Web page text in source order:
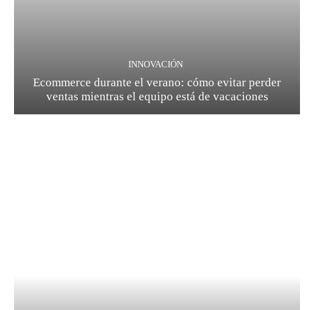
INNOVACIÓN
Ecommerce durante el verano: cómo evitar perder
ventas mientras el equipo está de vacaciones